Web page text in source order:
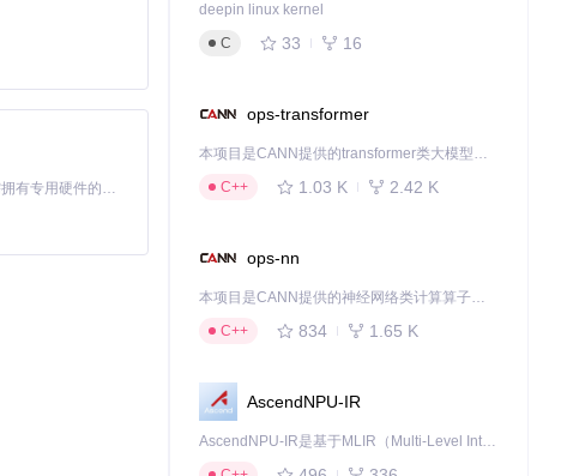
基于Python的Xiaozhi AI，适用于想要完整Xiaozhi体验而无需拥有专用硬件的用户。
deepin linux kernel
C
33 16
ops-transformer
本项目是CANN提供的transformer类大模型算子库，实现网络在NPU上加速计算。
C++
1.03 K 2.42 K
ops-nn
本项目是CANN提供的神经网络类计算算子库，实现网络在NPU上加速计算。
C++
834 1.65 K
AscendNPU-IR
AscendNPU-IR是基于MLIR（Multi-Level Intermediate Representation）构建的，面向昇腾亲和算子编译时使用的中间表示，提供昇腾完备表达能力，通过编译优化提升昇腾AI处理器计算效率，支持通过生态框架使能昇腾AI处理器与深度调优